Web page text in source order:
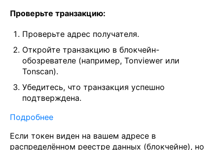
Проверьте транзакцию:
Проверьте адрес получателя.
Откройте транзакцию в блокчейн-
обозревателе (например, Tonviewer или
Tonscan).
Убедитесь, что транзакция успешно
подтверждена.
Подробнее
Если токен виден на вашем адресе в
распределённом реестре данных (блокчейне), но